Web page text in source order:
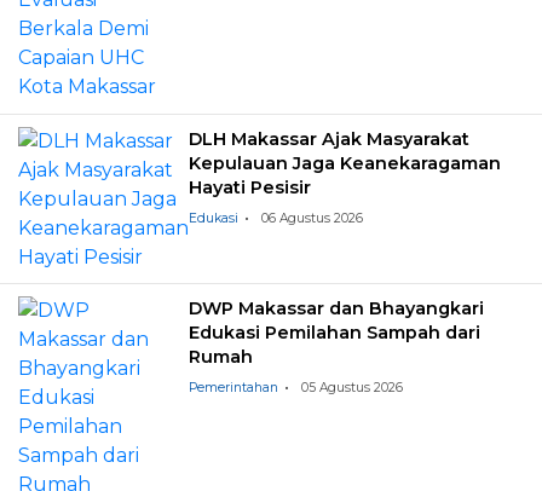
DLH Makassar Ajak Masyarakat
Kepulauan Jaga Keanekaragaman
Hayati Pesisir
Edukasi 06 Agustus 2026
DWP Makassar dan Bhayangkari
Edukasi Pemilahan Sampah dari
Rumah
Pemerintahan 05 Agustus 2026